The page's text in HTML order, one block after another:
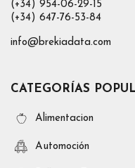
(+34) 954-06-29-15
(+34) 647-76-53-84
info@brekiadata.com
CATEGORÍAS
Alimentacion
Automoción